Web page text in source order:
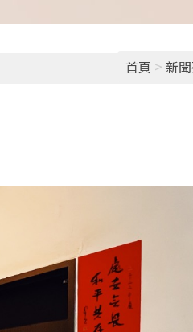
首頁 > 新